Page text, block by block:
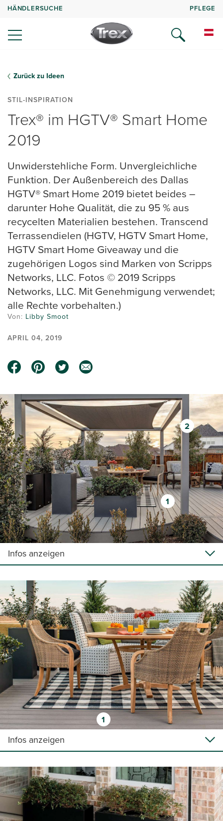
HÄNDLERSUCHE PFLEGE
Zurück zu Ideen
STIL-INSPIRATION
Trex® im HGTV® Smart Home
2019
Unwiderstehliche Form. Unvergleichliche
Funktion. Der Außenbereich des Dallas
HGTV® Smart Home 2019 bietet beides –
darunter Hohe Qualität, die zu 95 % aus
recycelten Materialien bestehen. Transcend
Terrassendielen (HGTV, HGTV Smart Home,
HGTV Smart Home Giveaway und die
zugehörigen Logos sind Marken von Scripps
Networks, LLC. Fotos © 2019 Scripps
Networks, LLC. Mit Genehmigung verwendet;
alle Rechte vorbehalten.)
Von: Libby Smoot
APRIL 04, 2019
1
2
Infos anzeigen
1
Infos anzeigen